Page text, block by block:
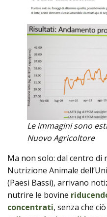
Le immagini sono
Nuovo Agricoltore
Ma non solo: dal centro di
Nutrizione Animale
(Paesi Bassi), arrivano
nutrire le bovine
concentrati, senza che